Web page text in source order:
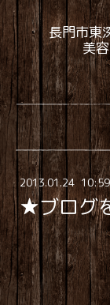
長門市東
美
2013.01.24 10:59
★ブログ